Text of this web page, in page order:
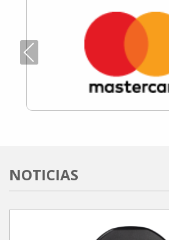
Previous
NOTICIAS